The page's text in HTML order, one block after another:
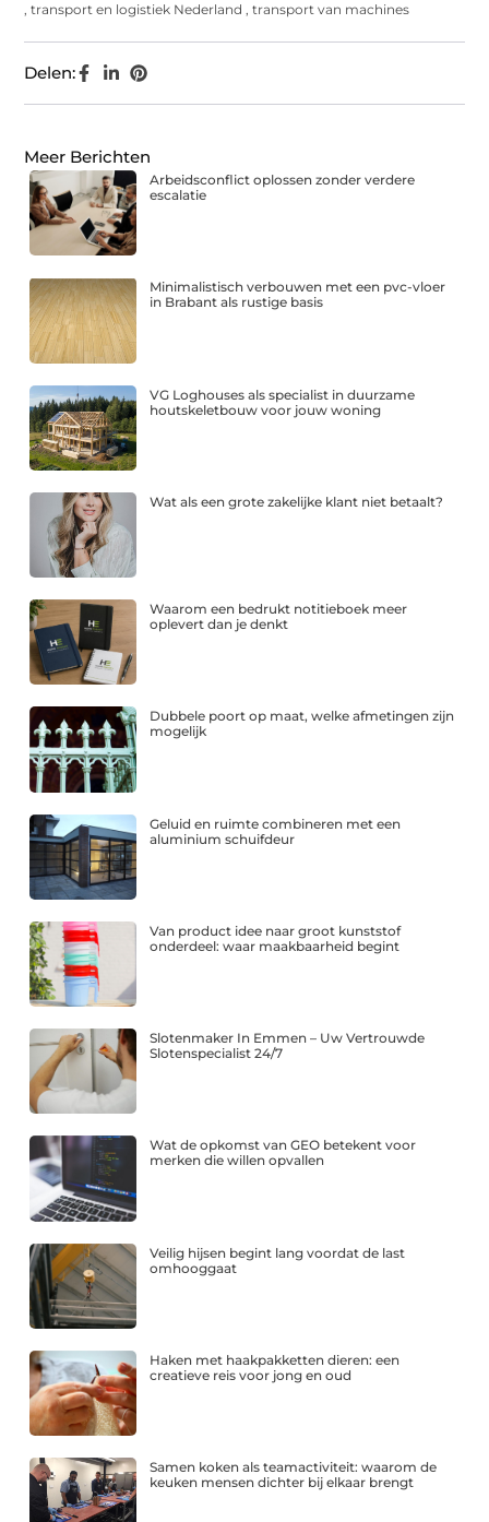
,transport en logistiek Nederland ,transport van machines
Delen:
Meer Berichten
Arbeidsconflict oplossen zonder verdere
escalatie
Minimalistisch verbouwen met een pvc-vloer
in Brabant als rustige basis
VG Loghouses als specialist in duurzame
houtskeletbouw voor jouw woning
Wat als een grote zakelijke klant niet betaalt?
Waarom een bedrukt notitieboek meer
oplevert dan je denkt
Dubbele poort op maat, welke afmetingen zijn
mogelijk
Geluid en ruimte combineren met een
aluminium schuifdeur
Van product idee naar groot kunststof
onderdeel: waar maakbaarheid begint
Slotenmaker In Emmen – Uw Vertrouwde
Slotenspecialist 24/7
Wat de opkomst van GEO betekent voor
merken die willen opvallen
Veilig hijsen begint lang voordat de last
omhooggaat
Haken met haakpakketten dieren: een
creatieve reis voor jong en oud
Samen koken als teamactiviteit: waarom de
keuken mensen dichter bij elkaar brengt